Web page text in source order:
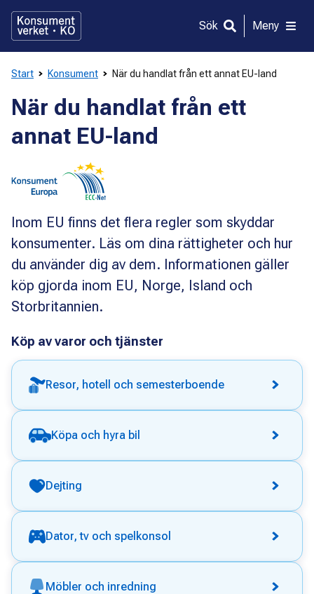
direkt
innehållet
Sök Meny
Start Konsument När du handlat från ett annat EU-land
När du handlat från ett
annat EU-land
Inom EU finns det flera regler som skyddar
konsumenter. Läs om dina rättigheter och hur
du använder dig av dem. Informationen gäller
köp gjorda inom EU, Norge, Island och
Storbritannien.
Köp av varor och tjänster
Resor, hotell och semesterboende
Köpa och hyra bil
Dejting
Dator, tv och spelkonsol
Möbler och inredning